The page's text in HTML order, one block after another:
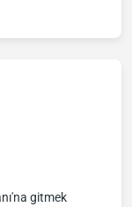
gitmek